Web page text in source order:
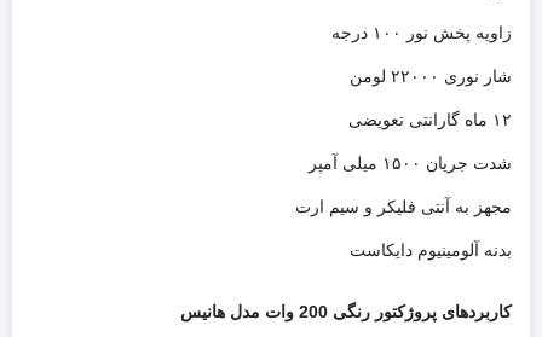
زاویه پخش نور ۱۰۰ درجه
شار نوری ۲۲۰۰۰ لومن
۱۲ ماه گارانتی تعویضی
شدت جریان ۱۵۰۰ میلی آمپر
مجهز به آنتی فلیکر و سیم ارت
بدنه آلومینیوم دایکاست
کاربردهای پروژکتور رنگی 200 وات مدل هانیس